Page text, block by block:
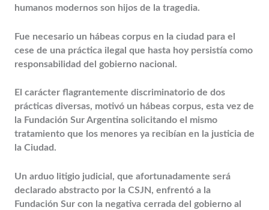
humanos modernos son hijos de la tragedia.
Fue necesario un hábeas corpus en la ciudad para el
cese de una práctica ilegal que hasta hoy persistía como
responsabilidad del gobierno nacional.
El carácter flagrantemente discriminatorio de dos
prácticas diversas, motivó un hábeas corpus, esta vez de
la Fundación Sur Argentina solicitando el mismo
tratamiento que los menores ya recibían en la justicia de
la Ciudad.
Un arduo litigio judicial, que afortunadamente será
declarado abstracto por la CSJN, enfrentó a la
Fundación Sur con la negativa cerrada del gobierno al